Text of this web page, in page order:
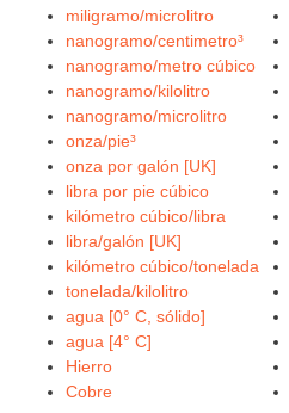
miligramo/microlitro
nanogramo/centimetro³
nanogramo/metro cúbico
nanogramo/kilolitro
nanogramo/microlitro
onza/pie³
onza por galón [UK]
libra por pie cúbico
kilómetro cúbico/libra
libra/galón [UK]
kilómetro cúbico/tonelada
tonelada/kilolitro
agua [0° C, sólido]
agua [4° C]
Hierro
Cobre